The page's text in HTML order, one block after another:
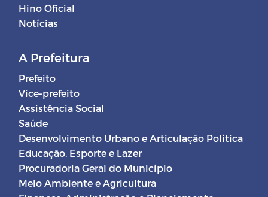
Hino Oficial
Notícias
A Prefeitura
Prefeito
Vice-prefeito
Assistência Social
Saúde
Desenvolvimento Urbano e Articulação Política
Educação, Esporte e Lazer
Procuradoria Geral do Município
Meio Ambiente e Agricultura